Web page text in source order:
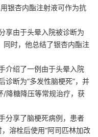
银杏内酯注射液可作为抗
享由于头晕入院被诊断为
同时，他总结了银杏内酯注
介绍了一例由于头晕入院
诊断为“多发性脑梗死”，并
/降糖降压等常规治疗，获
分享了脑梗死病例，患者
溶栓后使用“阿司匹林加改